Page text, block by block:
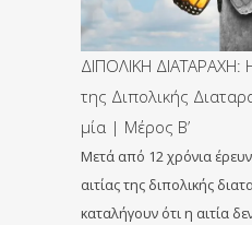
ΔΙΠΟΛΙΚΗ ΔΙΑΤΑΡΑΧΗ:
της Διπολικής
μία | Μέρος Β’
Μετά από 12 χρόνια
αιτίας της διπολικής
καταλήγουν ότι η αιτία